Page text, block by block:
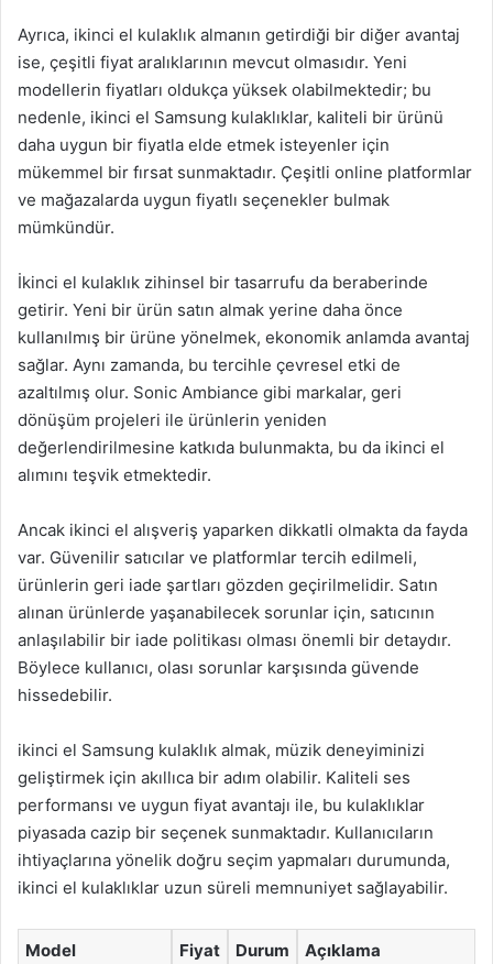
Ayrıca, ikinci el kulaklık almanın getirdiği bir diğer avantaj
ise, çeşitli fiyat aralıklarının mevcut olmasıdır. Yeni
modellerin fiyatları oldukça yüksek olabilmektedir; bu
nedenle, ikinci el Samsung kulaklıklar, kaliteli bir ürünü
daha uygun bir fiyatla elde etmek isteyenler için
mükemmel bir fırsat sunmaktadır. Çeşitli online platformlar
ve mağazalarda uygun fiyatlı seçenekler bulmak
mümkündür.
İkinci el kulaklık zihinsel bir tasarrufu da beraberinde
getirir. Yeni bir ürün satın almak yerine daha önce
kullanılmış bir ürüne yönelmek, ekonomik anlamda avantaj
sağlar. Aynı zamanda, bu tercihle çevresel etki de
azaltılmış olur. Sonic Ambiance gibi markalar, geri
dönüşüm projeleri ile ürünlerin yeniden
değerlendirilmesine katkıda bulunmakta, bu da ikinci el
alımını teşvik etmektedir.
Ancak ikinci el alışveriş yaparken dikkatli olmakta da fayda
var. Güvenilir satıcılar ve platformlar tercih edilmeli,
ürünlerin geri iade şartları gözden geçirilmelidir. Satın
alınan ürünlerde yaşanabilecek sorunlar için, satıcının
anlaşılabilir bir iade politikası olması önemli bir detaydır.
Böylece kullanıcı, olası sorunlar karşısında güvende
hissedebilir.
ikinci el Samsung kulaklık almak, müzik deneyiminizi
geliştirmek için akıllıca bir adım olabilir. Kaliteli ses
performansı ve uygun fiyat avantajı ile, bu kulaklıklar
piyasada cazip bir seçenek sunmaktadır. Kullanıcıların
ihtiyaçlarına yönelik doğru seçim yapmaları durumunda,
ikinci el kulaklıklar uzun süreli memnuniyet sağlayabilir.
Model Fiyat Durum Açıklama